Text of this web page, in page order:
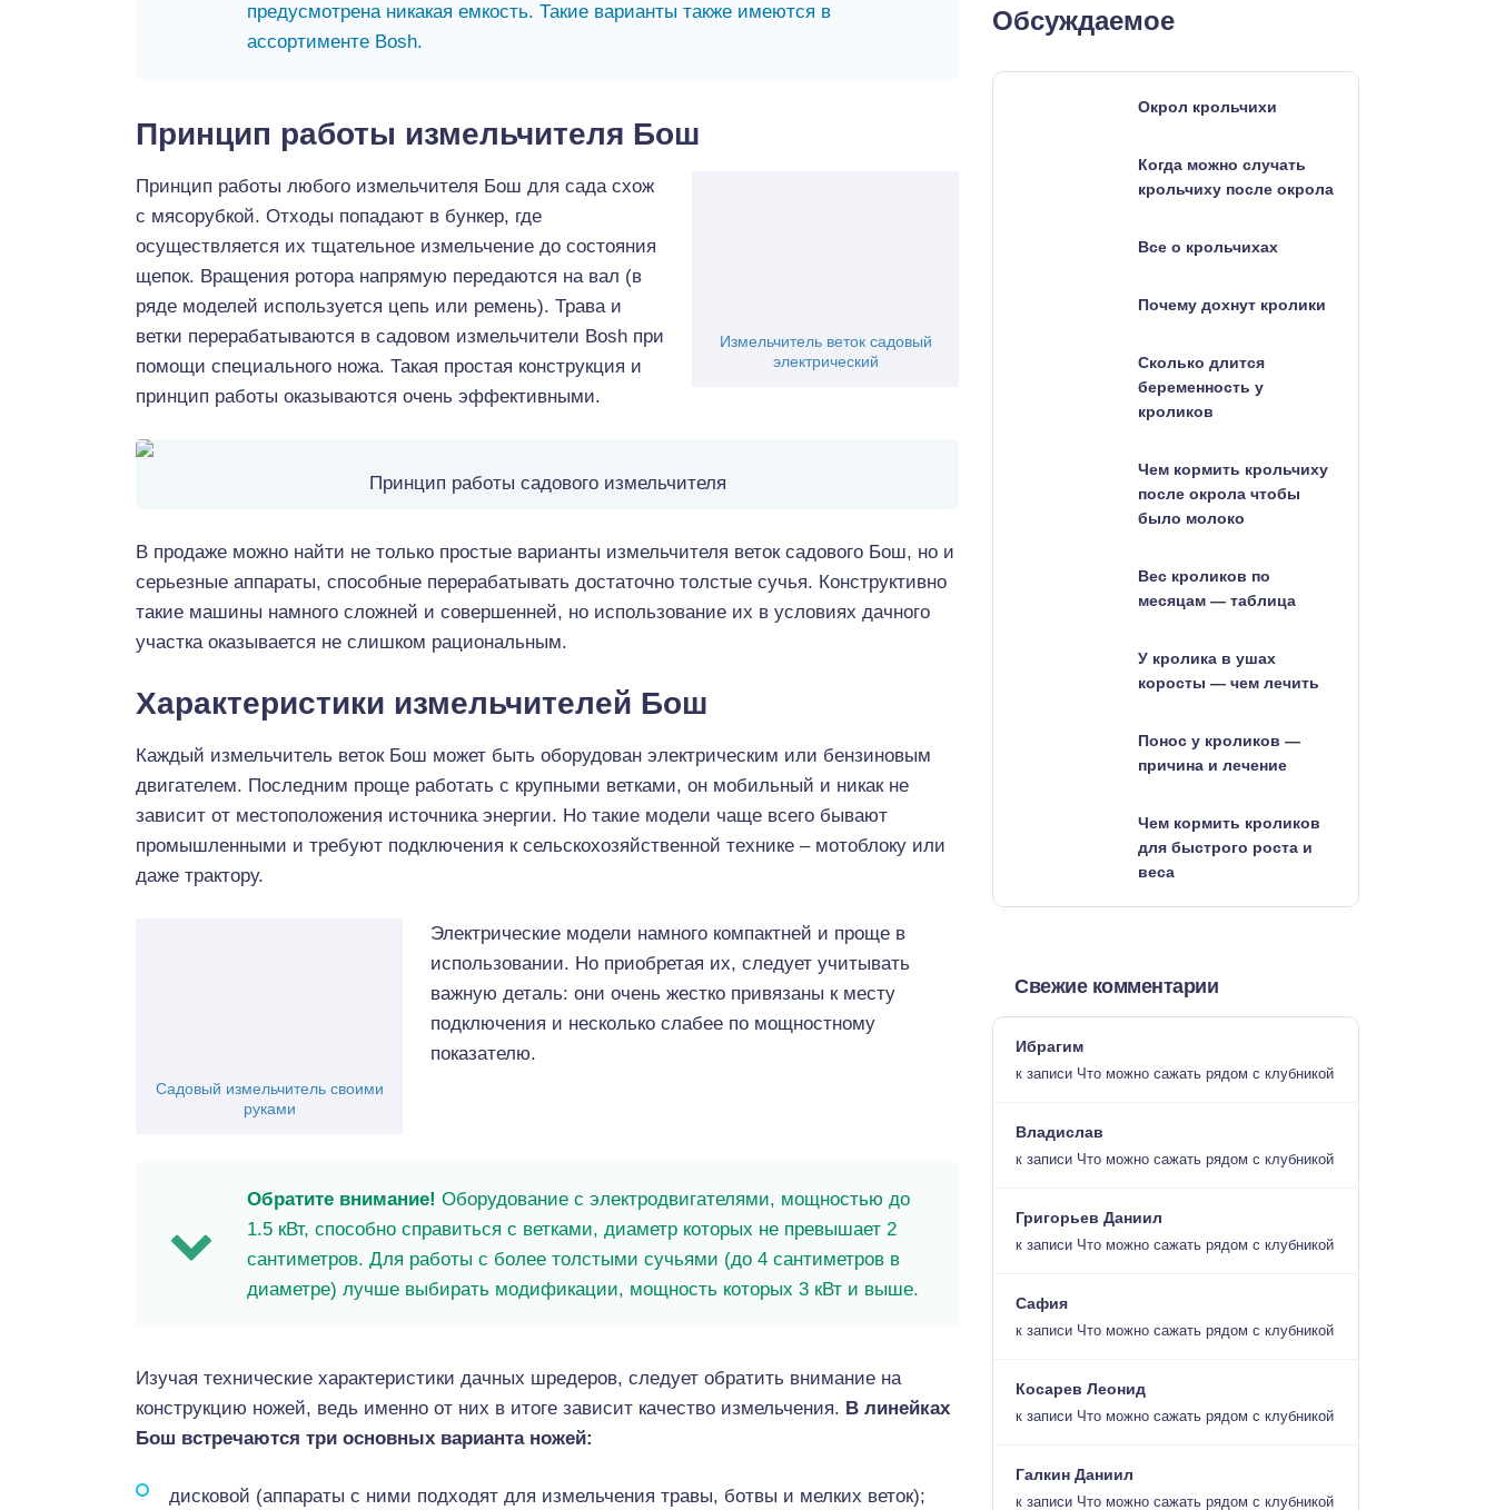
предусмотрена никакая емкость. Такие варианты также имеются в
ассортименте Bosh.
Принцип работы измельчителя Бош
Измельчитель веток садовый
электрический
Принцип работы любого измельчителя Бош для сада схож
с мясорубкой. Отходы попадают в бункер, где
осуществляется их тщательное измельчение до состояния
щепок. Вращения ротора напрямую передаются на вал (в
ряде моделей используется цепь или ремень). Трава и
ветки перерабатываются в садовом измельчители Bosh при
помощи специального ножа. Такая простая конструкция и
принцип работы оказываются очень эффективными.
Принцип работы садового измельчителя
В продаже можно найти не только простые варианты измельчителя веток садового Бош, но и
серьезные аппараты, способные перерабатывать достаточно толстые сучья. Конструктивно
такие машины намного сложней и совершенней, но использование их в условиях дачного
участка оказывается не слишком рациональным.
Характеристики измельчителей Бош
Каждый измельчитель веток Бош может быть оборудован электрическим или бензиновым
двигателем. Последним проще работать с крупными ветками, он мобильный и никак не
зависит от местоположения источника энергии. Но такие модели чаще всего бывают
промышленными и требуют подключения к сельскохозяйственной технике – мотоблоку или
даже трактору.
Садовый измельчитель своими
руками
Электрические модели намного компактней и проще в
использовании. Но приобретая их, следует учитывать
важную деталь: они очень жестко привязаны к месту
подключения и несколько слабее по мощностному
показателю.
Обратите внимание! Оборудование с электродвигателями, мощностью до
1.5 кВт, способно справиться с ветками, диаметр которых не превышает 2
сантиметров. Для работы с более толстыми сучьями (до 4 сантиметров в
диаметре) лучше выбирать модификации, мощность которых 3 кВт и выше.
Изучая технические характеристики дачных шредеров, следует обратить внимание на
конструкцию ножей, ведь именно от них в итоге зависит качество измельчения. В линейках
Бош встречаются три основных варианта ножей:
дисковой (аппараты с ними подходят для измельчения травы, ботвы и мелких веток);
Обсуждаемое
Окрол крольчихи
Когда можно случать
крольчиху после окрола
Все о крольчихах
Почему дохнут кролики
Сколько длится
беременность у
кроликов
Чем кормить крольчиху
после окрола чтобы
было молоко
Вес кроликов по
месяцам — таблица
У кролика в ушах
коросты — чем лечить
Понос у кроликов —
причина и лечение
Чем кормить кроликов
для быстрого роста и
веса
Свежие комментарии
Ибрагим
к записи Что можно сажать рядом с клубникой
Владислав
к записи Что можно сажать рядом с клубникой
Григорьев Даниил
к записи Что можно сажать рядом с клубникой
Сафия
к записи Что можно сажать рядом с клубникой
Косарев Леонид
к записи Что можно сажать рядом с клубникой
Галкин Даниил
к записи Что можно сажать рядом с клубникой